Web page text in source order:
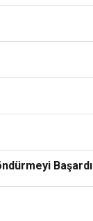
Başardı